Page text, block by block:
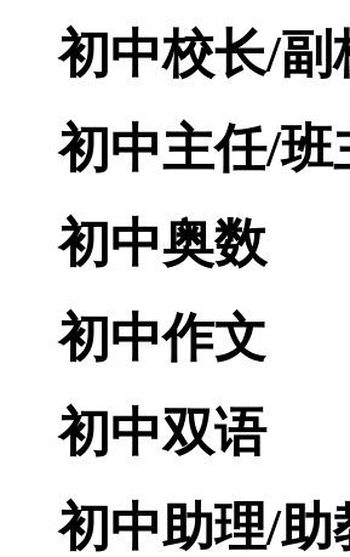
初中校长/副
初中主任/班
初中奥数
初中作文
初中双语
初中助理/助